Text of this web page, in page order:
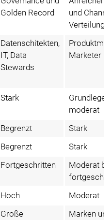
Golden Record
und
Verteilung
Datenschitekten,
IT, Data
Stewards
Marketer
Stark
moderat
Begrenzt
Stark
Begrenzt
Stark
Fortgeschritten
Moderat
Hoch
Moderat
Große
Marken und